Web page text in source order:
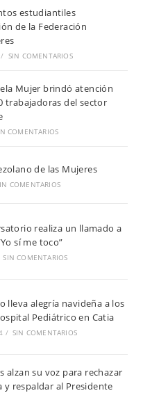
estudiantiles
de la Federación
/ SIN COMENTARIOS
Mujer brindó atención
trabajadoras del sector
COMENTARIOS
de las Mujeres
COMENTARIOS
realiza un llamado a
sí me toco”
SIN COMENTARIOS
lleva alegría navideña a los
Pediátrico en Catia
/ SIN COMENTARIOS
alzan su voz para rechazar
y respaldar al Presidente